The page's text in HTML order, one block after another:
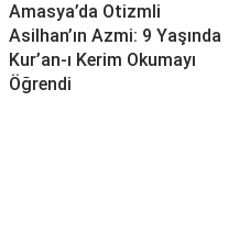
Amasya’da Otizmli
Asilhan’ın Azmi: 9 Yaşında
Kur’an-ı Kerim Okumayı
Öğrendi